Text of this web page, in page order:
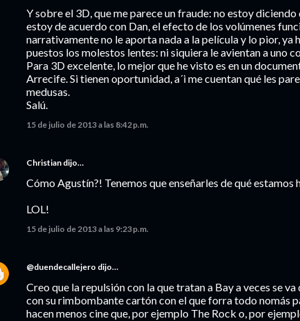
Y sobre el 3D, que me parece un fraude: no estoy
estoy de acuerdo con Dan, el efecto de los volúmenes
narrativamente no le aporta nada a la película y lo pior, ya
puestos los molestos lentes: ni siquiera le avientan a uno
Para 3D excelente, lo mejor que he visto es en un
Arrecife. Si tienen oportunidad, a´i me cuentan qué les
medusas.
Salú.
15 de julio de 2013 a las 8:42 p.m.
Christian dijo…
Cómo Agustín?! Tenemos que enseñarles de qué estamos
LOL!
15 de julio de 2013 a las 9:23 p.m.
@duendecallejero dijo…
Creo que la repulsión con la que tratan a Bay a veces se
con su rimbombante cartón con el que forra todo nomás
hacen menos cine que, por ejemplo The Rock o, por